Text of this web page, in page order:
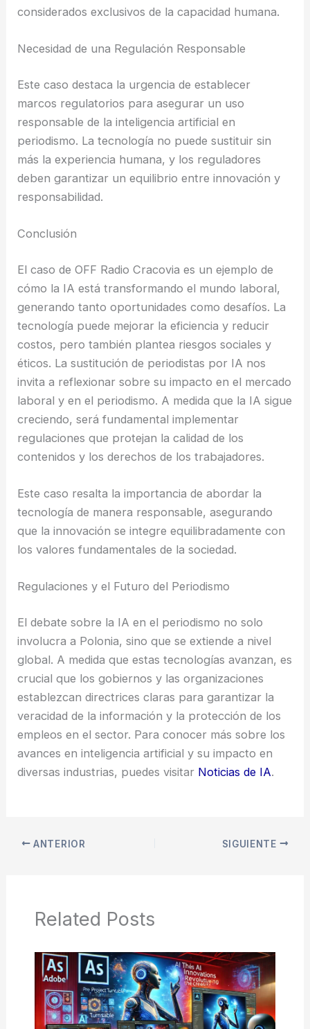
considerados exclusivos de la capacidad humana.
Necesidad de una Regulación Responsable
Este caso destaca la urgencia de establecer
marcos regulatorios para asegurar un uso
responsable de la inteligencia artificial en
periodismo. La tecnología no puede sustituir sin
más la experiencia humana, y los reguladores
deben garantizar un equilibrio entre innovación y
responsabilidad.
Conclusión
El caso de OFF Radio Cracovia es un ejemplo de
cómo la IA está transformando el mundo laboral,
generando tanto oportunidades como desafíos. La
tecnología puede mejorar la eficiencia y reducir
costos, pero también plantea riesgos sociales y
éticos. La sustitución de periodistas por IA nos
invita a reflexionar sobre su impacto en el mercado
laboral y en el periodismo. A medida que la IA sigue
creciendo, será fundamental implementar
regulaciones que protejan la calidad de los
contenidos y los derechos de los trabajadores.
Este caso resalta la importancia de abordar la
tecnología de manera responsable, asegurando
que la innovación se integre equilibradamente con
los valores fundamentales de la sociedad.
Regulaciones y el Futuro del Periodismo
El debate sobre la IA en el periodismo no solo
involucra a Polonia, sino que se extiende a nivel
global. A medida que estas tecnologías avanzan, es
crucial que los gobiernos y las organizaciones
establezcan directrices claras para garantizar la
veracidad de la información y la protección de los
empleos en el sector. Para conocer más sobre los
avances en inteligencia artificial y su impacto en
diversas industrias, puedes visitar Noticias de IA.
ANTERIOR SIGUIENTE
Related Posts